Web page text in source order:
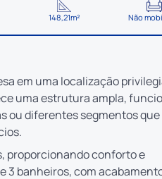
148,21m² Não
em uma localização
uma estrutura ampla,
ou diferentes segmentos que
proporcionando conforto e
3 banheiros, com